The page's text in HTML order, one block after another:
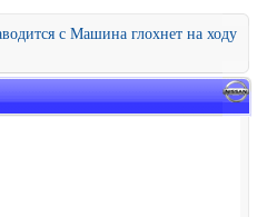
с Машина глохнет на ходу